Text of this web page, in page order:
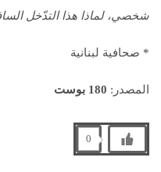
شخصي، لماذا هذا التدّخل
* صحافية لبنانية
المصدر: 180 بوست
0